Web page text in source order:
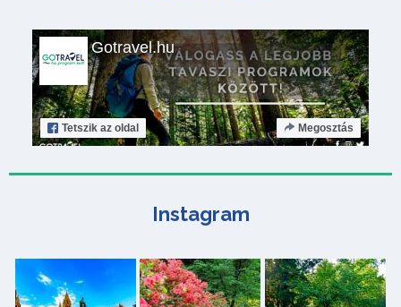
Gotravel.hu
Tetszik az oldal Megosztás
Instagram